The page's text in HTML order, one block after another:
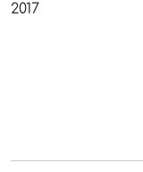
2017